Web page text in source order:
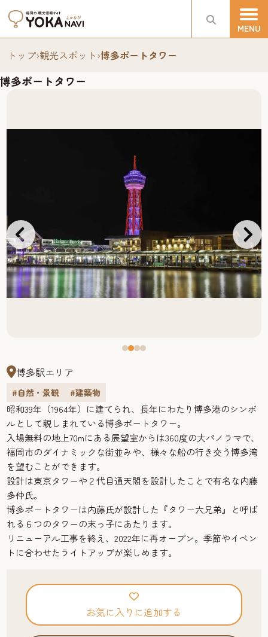
トップ›観光スポット›博多ポートタワー
博多ポートタワー
博多駅エリア
#自然・景観 #建築物
昭和39年（1964年）に建てられ、長年にわたり博多港のシンボ
ルとして親しまれている博多ポートタワー。
入場無料の地上70mにある展望室からは360度の大パノラマで、
福岡市のダイナミックな街並みや、様々な船の行き交う博多湾
を望むことができます。
設計は東京タワーや２代目通天閣を設計したことで有名な内藤
多仲氏。
博多ポートタワーは内藤氏が設計した『タワー六兄弟』と呼ば
れる６つのタワーの末っ子にあたります。
リニューアル工事を終え、2022年に再オープン。季節やイベン
トに合わせたライトアップが楽しめます。
お気に入りに追加する